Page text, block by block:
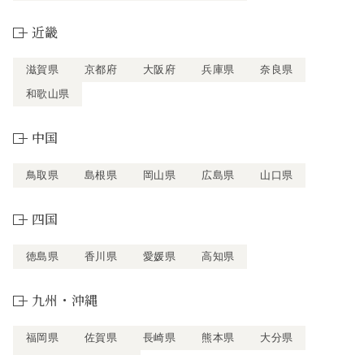
近畿
滋賀県 京都府 大阪府 兵庫県
奈良県
和歌山県
中国
鳥取県 島根県 岡山県 広島県 山口県
四国
徳島県 香川県 愛媛県 高知県
九州・沖縄
福岡県 佐賀県 長崎県 熊本県
大分県